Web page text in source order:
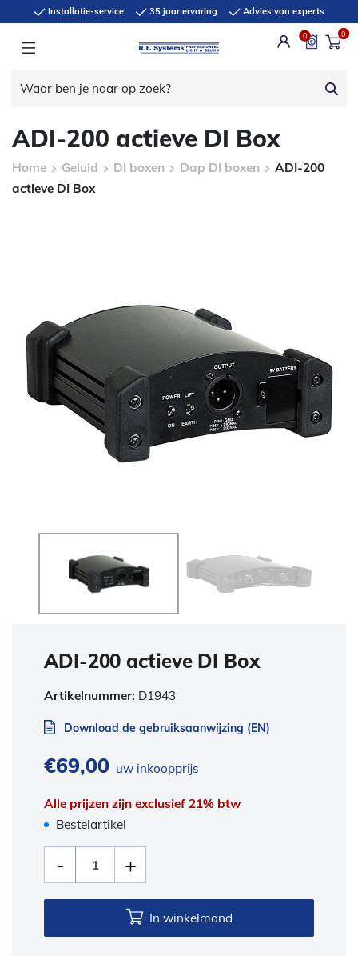
Installatie-service 35 jaar ervaring Advies van experts
0 0
ADI-200 actieve DI Box
Home Geluid DI boxen Dap DI boxen
ADI-200
actieve DI Box
ADI-200 actieve DI Box
Artikelnummer: D1943
Download de gebruiksaanwijzing (EN)
€69,00 uw inkoopprijs
Alle prijzen zijn exclusief 21% btw
Bestelartikel
In winkelmand